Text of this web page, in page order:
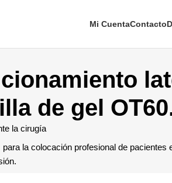
Mi CuentaContacto
de gel
la cirugía
la colocación profesional de pacientes